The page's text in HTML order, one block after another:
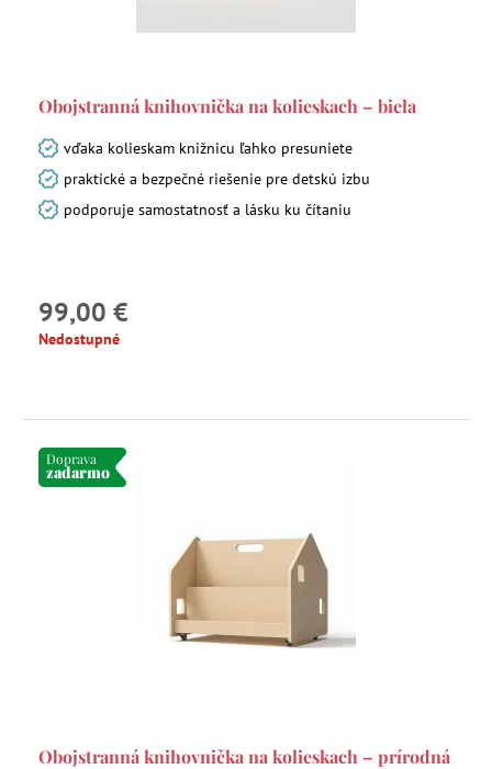
Obojstranná knihovnička na kolieskach – biela
vďaka kolieskam knižnicu ľahko presuniete
praktické a bezpečné riešenie pre detskú izbu
podporuje samostatnosť a lásku ku čítaniu
99,00 €
Nedostupné
Doprava
zadarmo
Obojstranná knihovnička na kolieskach – prírodná